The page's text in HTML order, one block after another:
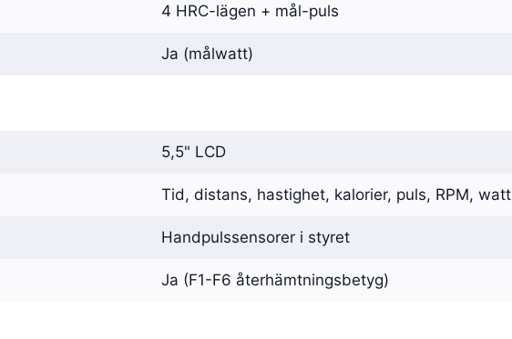
4 HRC-lägen + mål-puls
Ja (målwatt)
5,5" LCD
Tid, distans, hastighet, kalorier, puls, RPM, watt
Handpulssensorer i styret
Ja (F1-F6 återhämtningsbetyg)